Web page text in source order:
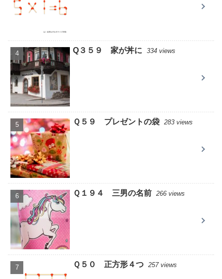
Q３５９ 家が丼に 334 views
Ｑ５９ プレゼントの袋 283 views
Ｑ１９４ 三男の名前 266 views
Ｑ５０ 正方形４つ 257 views